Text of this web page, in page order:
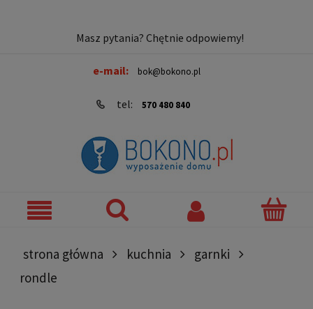
Masz pytania? Chętnie odpowiemy!
e-mail: bok@bokono.pl
tel: 570 480 840
strona główna kuchnia
garnki
rondle